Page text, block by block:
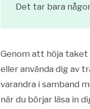
Det tar bara
Genom att höja
eller använda dig av
varandra i samband
när du börjar läsa in